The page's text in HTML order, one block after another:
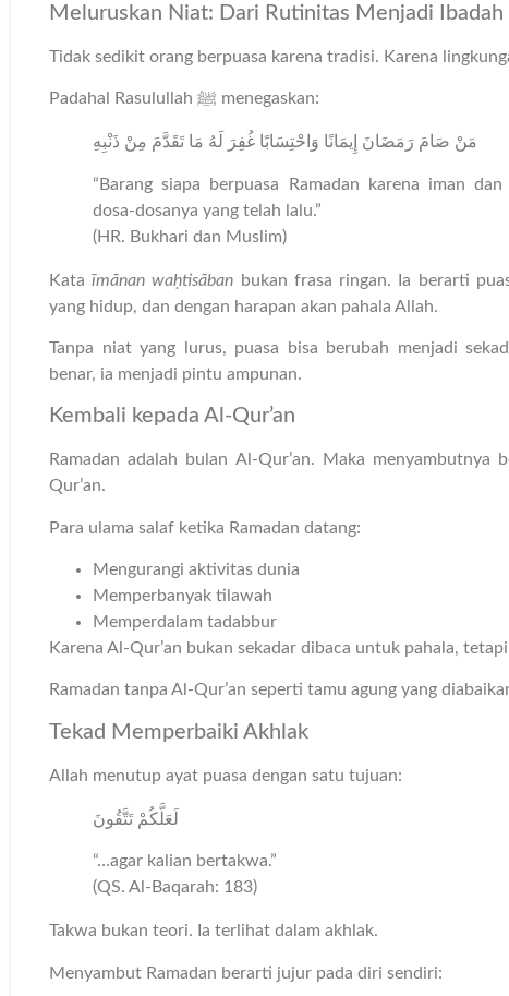
Meluruskan Niat: Dari Rutinitas Menjadi Ibadah
Tidak sedikit orang berpuasa karena tradisi. Karena
Padahal Rasulullah ﷺ menegaskan:
مَنْ صَامَ رَمَضَانَ إِيمَانًا وَاحْتِسَابًا غُفِرَ لَهُ مَا تَقَدَّمَ مِنْ ذَنْبِهِ
“Barang siapa berpuasa Ramadan karena iman
dosa-dosanya yang telah lalu.”
(HR. Bukhari dan Muslim)
Kataīmānan waḥtisāban bukan frasa ringan. Ia berarti
yang hidup, dan dengan harapan akan pahala Allah.
Tanpa niat yang lurus, puasa bisa berubah menjadi
benar, ia menjadi pintu ampunan.
Kembali kepada Al-Qur’an
Ramadan adalah bulan Al-Qur’an. Maka menyambutnya
Qur’an.
Para ulama salaf ketika Ramadan datang:
Mengurangi aktivitas dunia
Memperbanyak tilawah
Memperdalam tadabbur
Karena Al-Qur’an bukan sekadar dibaca untuk pahala,
Ramadan tanpa Al-Qur’an seperti tamu agung yang
Tekad Memperbaiki Akhlak
Allah menutup ayat puasa dengan satu tujuan:
لَعَلَّكُمْ تَتَّقُونَ
“…agar kalian bertakwa.”
(QS. Al-Baqarah: 183)
Takwa bukan teori. Ia terlihat dalam akhlak.
Menyambut Ramadan berarti jujur pada diri sendiri: